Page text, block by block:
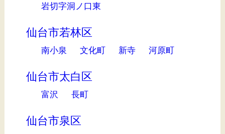
岩切字洞ノ口東
仙台市若林区
南小泉 文化町 新寺 河原町
仙台市太白区
富沢 長町
仙台市泉区